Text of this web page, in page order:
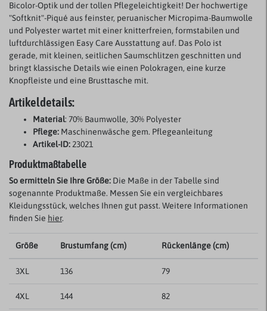
Bicolor-Optik und der tollen Pflegeleichtigkeit! Der hochwertige
"Softknit"-Piqué aus feinster, peruanischer Micropima-Baumwolle
und Polyester wartet mit einer knitterfreien, formstabilen und
luftdurchlässigen Easy Care Ausstattung auf. Das Polo ist
gerade, mit kleinen, seitlichen Saumschlitzen geschnitten und
bringt klassische Details wie einen Polokragen, eine kurze
Knopfleiste und eine Brusttasche mit.
Artikeldetails:
Material: 70% Baumwolle, 30% Polyester
Pflege: Maschinenwäsche gem. Pflegeanleitung
Artikel-ID:23021
Produktmaßtabelle
So ermitteln Sie Ihre Größe: Die Maße in der Tabelle sind
sogenannte Produktmaße. Messen Sie ein vergleichbares
Kleidungsstück, welches Ihnen gut passt. Weitere Informationen
finden Sie hier.
Größe Brustumfang (cm) Rückenlänge (cm)
3XL 136 79
4XL 144 82